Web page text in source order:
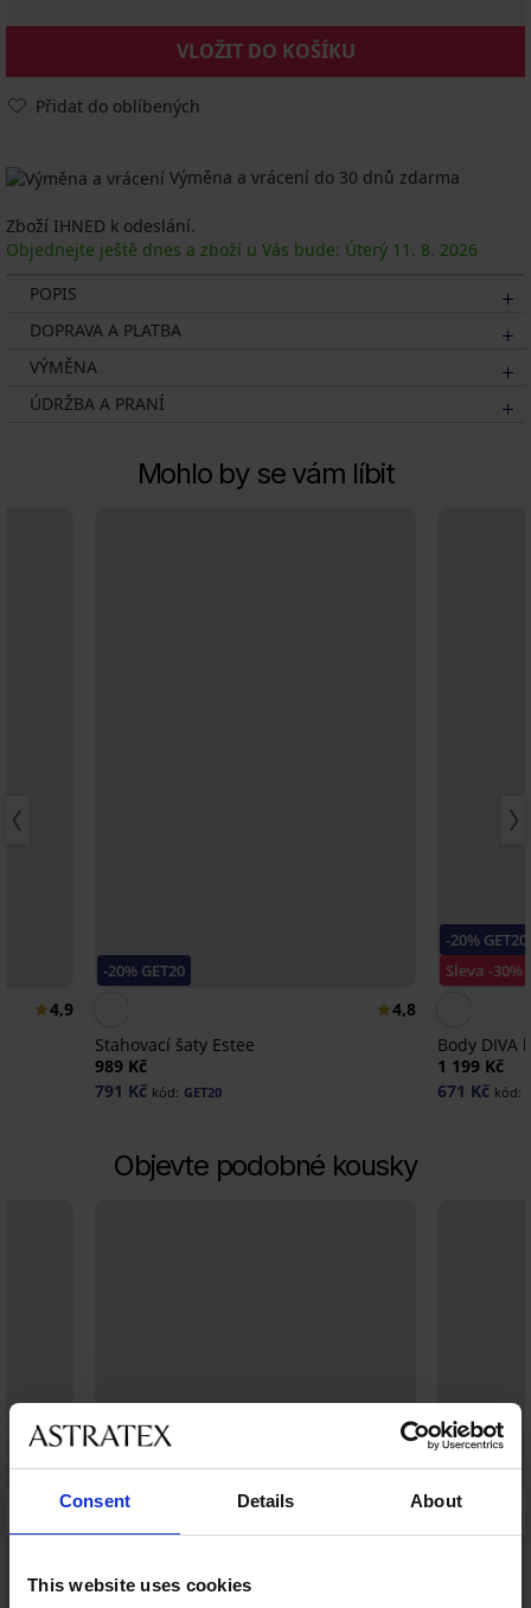
Consent Details About
This website uses cookies
VLOŽIT DO KOŠÍKU
Přidat do oblíbených
Výměna a vrácení do 30 dnů zdarma
Zboží IHNED k odeslání.
Objednejte ještě dnes a zboží u Vás bude: Úterý 11. 8. 2026
POPIS
DOPRAVA A PLATBA
VÝMĚNA
ÚDRŽBA A PRANÍ
Mohlo by se vám líbit
4,9
-20% GET20
4,8
Stahovací šaty Estee
989 Kč
791 Kč kód: GET20
-20% GET20
Sleva -30%
Body DIVA
1 199 Kč
671 Kč kód:
Objevte podobné kousky